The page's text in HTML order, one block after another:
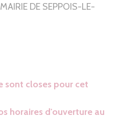
DE SEPPOIS-LE-
sont closes pour cet
horaires d'ouverture au